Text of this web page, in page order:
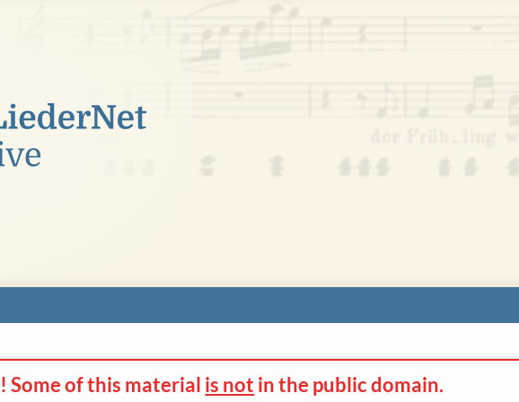
of this material is not in the public domain.